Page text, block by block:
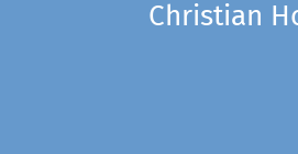
Christian